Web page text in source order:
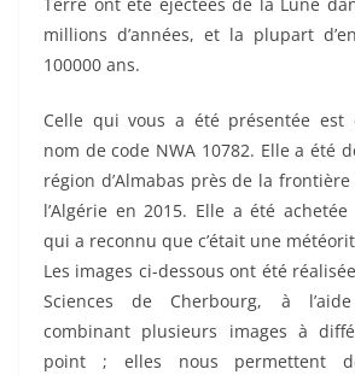
Terre ont été éjectées de la Lune
millions d’années, et la plupart
100000 ans.
Celle qui vous a été présentée est
nom de code NWA 10782. Elle a été
région d’Almabas près de la
l’Algérie en 2015. Elle a été
qui a reconnu que c’était une
Les images ci-dessous ont été
Sciences de Cherbourg, à
combinant plusieurs images à
point ; elles nous permettent